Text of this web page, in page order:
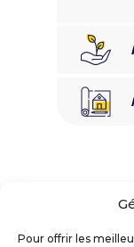
Pour offrir les